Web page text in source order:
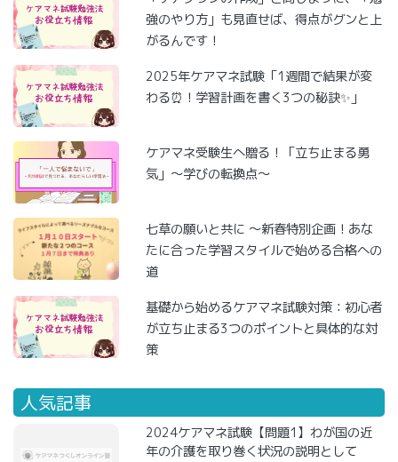
強のやり方」も見直せば、得点がグンと上
がるんです！
2025年ケアマネ試験「1週間で結果が変
わる⏰！学習計画を書く3つの秘訣✨」
ケアマネ受験生へ贈る！「立ち止まる勇
気」～学びの転換点～
七草の願いと共に ～新春特別企画！あな
たに合った学習スタイルで始める合格への
道
基礎から始めるケアマネ試験対策：初心者
が立ち止まる3つのポイントと具体的な対
策
人気記事
2024ケアマネ試験【問題1】わが国の近
年の介護を取り巻く状況の説明として